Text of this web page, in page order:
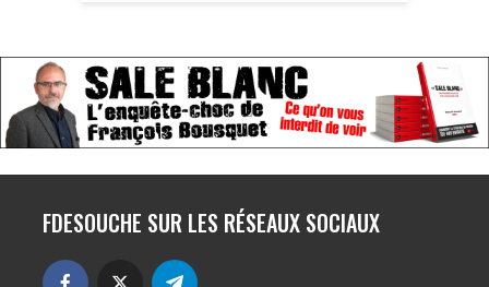
FDESOUCHE SUR LES RÉSEAUX SOCIAUX